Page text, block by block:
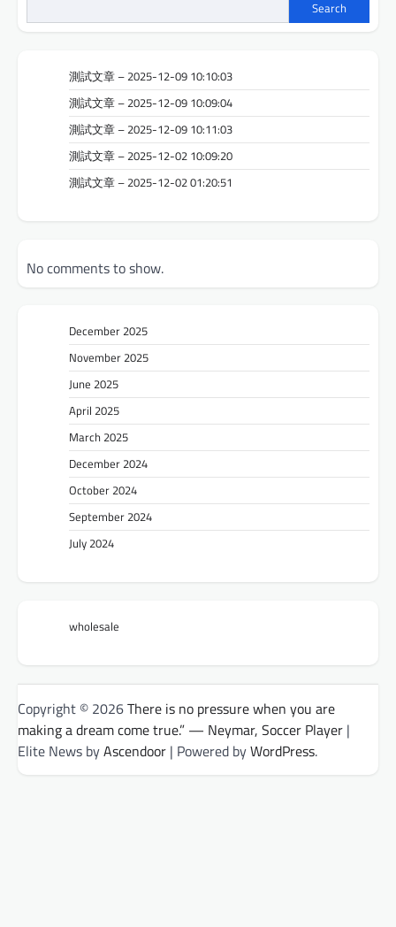
Search
測試文章 – 2025-12-09 10:10:03
測試文章 – 2025-12-09 10:09:04
測試文章 – 2025-12-09 10:11:03
測試文章 – 2025-12-02 10:09:20
測試文章 – 2025-12-02 01:20:51
No comments to show.
December 2025
November 2025
June 2025
April 2025
March 2025
December 2024
October 2024
September 2024
July 2024
wholesale
Copyright © 2026There is no pressure when you are
making a dream come true.” — Neymar, Soccer Player |
Elite News byAscendoor | Powered byWordPress.